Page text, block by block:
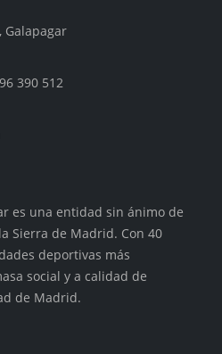
Galapagar
390 512
es una entidad sin ánimo de
Sierra de Madrid. Con 40
deportivas más
social y a calidad de
de Madrid.